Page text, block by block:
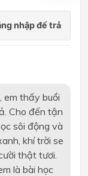
em thấy buổi
Cho đến tận
sôi động và
khí trời se
thật tươi.
là bài học